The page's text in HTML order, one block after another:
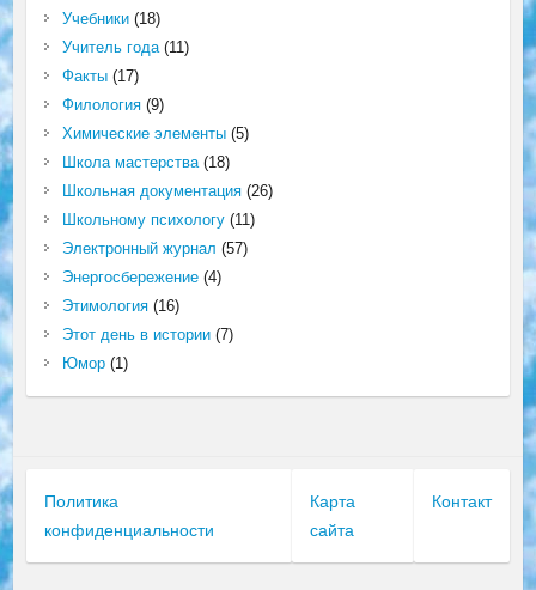
Учебники(18)
Учитель года(11)
Факты(17)
Филология(9)
Химические элементы(5)
Школа мастерства(18)
Школьная документация(26)
Школьному психологу(11)
Электронный журнал (57)
Энергосбережение(4)
Этимология(16)
Этот день в истории(7)
Юмор(1)
Политика
конфиденциальности
Карта
сайта
Контакт